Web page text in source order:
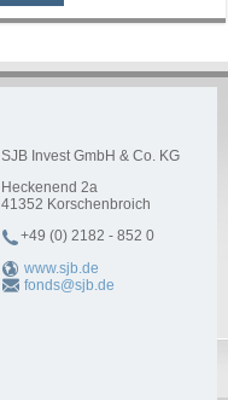
SJB Invest GmbH & Co. KG
Heckenend 2a
41352 Korschenbroich
+49 (0) 2182 - 852 0
www.sjb.de
fonds@sjb.de